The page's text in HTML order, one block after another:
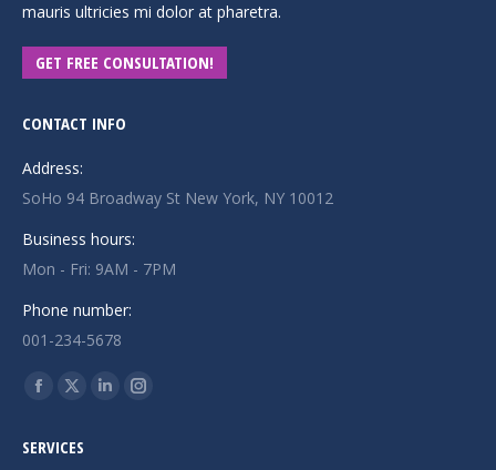
mauris ultricies mi dolor at pharetra.
GET FREE CONSULTATION!
CONTACT INFO
Address:
SoHo 94 Broadway St New York, NY 10012
Business hours:
Mon - Fri: 9AM - 7PM
Phone number:
001-234-5678
Trouvez nous sur :
La
Facebook
La
X
La
La
SERVICES